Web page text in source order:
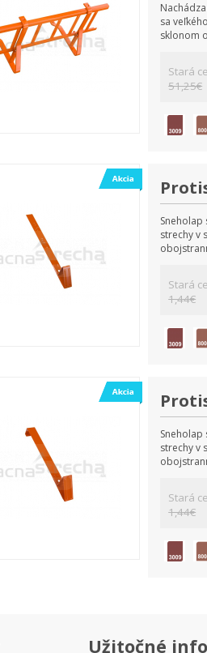
sa
sklonom
Stará
51,25€
Sneholap
strechy v
Stará
1,44€
Sneholap
strechy v
Stará
1,44€
Užitočné